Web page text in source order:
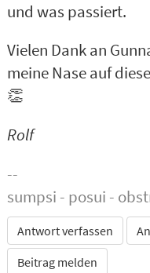
und was passiert.
Vielen Dank an
meine Nase auf
👏
Rolf
--
sumpsi - posui -
Antwort verfassen
Beitrag melden